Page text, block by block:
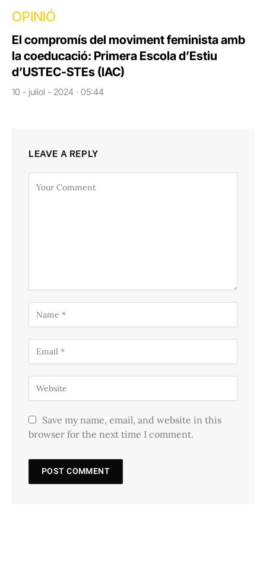
OPINIÓ
El compromís del moviment feminista amb
la coeducació: Primera Escola d’Estiu
d’USTEC-STEs (IAC)
10 - juliol - 2024 · 05:44
LEAVE A REPLY
Save my name, email, and website in this
browser for the next time I comment.